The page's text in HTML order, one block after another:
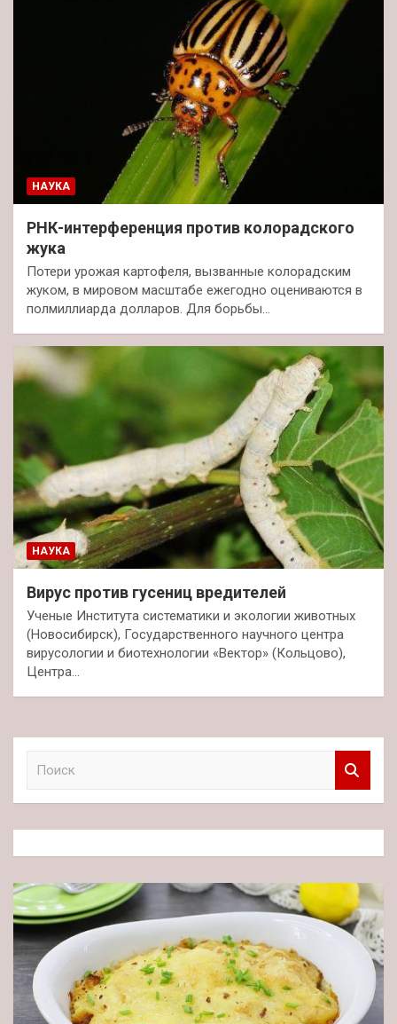
НАУКА
РНК-интерференция против колорадского
жука
Потери урожая картофеля, вызванные колорадским
жуком, в мировом масштабе ежегодно оцениваются в
полмиллиарда долларов. Для борьбы…
НАУКА
Вирус против гусениц вредителей
Ученые Института систематики и экологии животных
(Новосибирск), Государственного научного центра
вирусологии и биотехнологии «Вектор» (Кольцово),
Центра…
к